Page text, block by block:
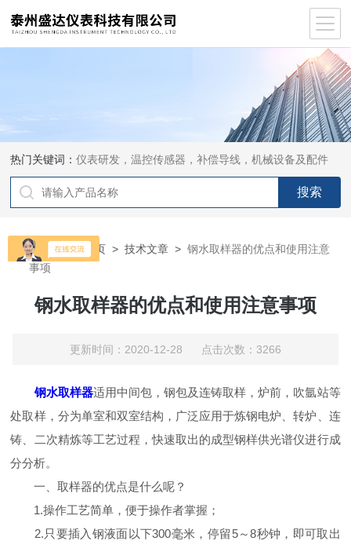
热门关键词：仪表研发，温控传感器，补偿导线，机械设备及配件
当前位置：首页 >技术文章 >钢水取样器的优点和使用注意
事项
钢水取样器的优点和使用注意事项
更新时间：2020-12-28 点击次数：3266
钢水取样器适用中间包，钢包及连铸取样，炉前，吹氩站等
处取样，分为单室和双室结构，广泛应用于炼钢电炉、转炉、连
铸、二次精炼等工艺过程，快速取出的成型钢样供光谱仪进行成
分分析。
一、取样器的优点是什么呢？
1.操作工艺简单，便于操作者掌握；
2.只要插入钢液面以下300毫米，停留5～8秒钟，即可取出